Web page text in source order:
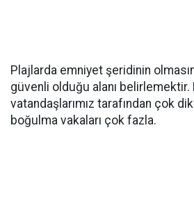
Plajlarda emniyet şeridinin
güvenli olduğu alanı belirlemektir.
vatandaşlarımız tarafından çok
boğulma vakaları çok fazla.